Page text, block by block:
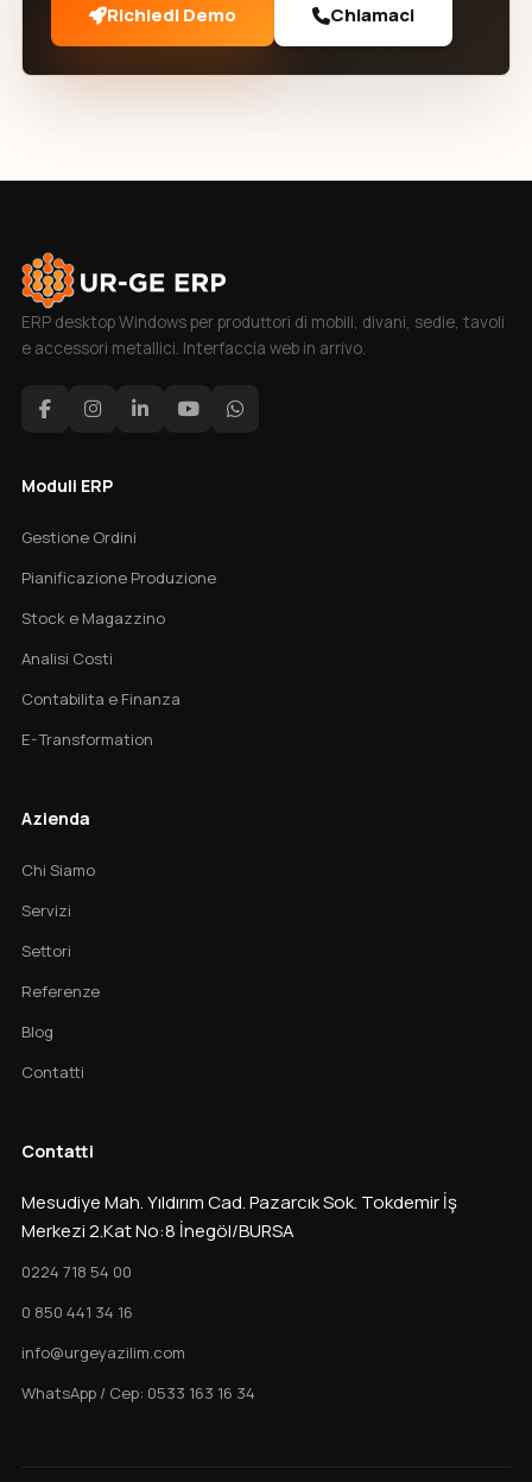
Richiedi Demo Chiamaci
ERP desktop Windows per produttori di mobili, divani, sedie, tavoli
e accessori metallici. Interfaccia web in arrivo.
Moduli ERP
Gestione Ordini
Pianificazione Produzione
Stock e Magazzino
Analisi Costi
Contabilita e Finanza
E-Transformation
Azienda
Chi Siamo
Servizi
Settori
Referenze
Blog
Contatti
Contatti
Mesudiye Mah. Yıldırım Cad. Pazarcık Sok. Tokdemir İş
Merkezi 2.Kat No:8 İnegöl/BURSA
0224 718 54 00
0 850 441 34 16
info@urgeyazilim.com
WhatsApp / Cep: 0533 163 16 34